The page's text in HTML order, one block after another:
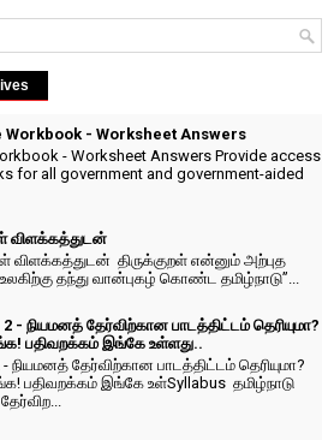
- Worksheet Answers
- Worksheet Answers Provide access
for all government and government-aided
விளக்கத்துடன்
விளக்கத்துடன் திருக்குறள் என்னும் அற்புத
தந்து வான்புகழ் கொண்ட தமிழ்நாடு”...
- நியமனத் தேர்விற்கான பாடத்திட்டம் தெரியுமா?
பதிவறக்கம் இங்கே உள்ளது..
- நியமனத் தேர்விற்கான பாடத்திட்டம் தெரியுமா?
பதிவறக்கம் இங்கே உள்Syllabus தமிழ்நாடு